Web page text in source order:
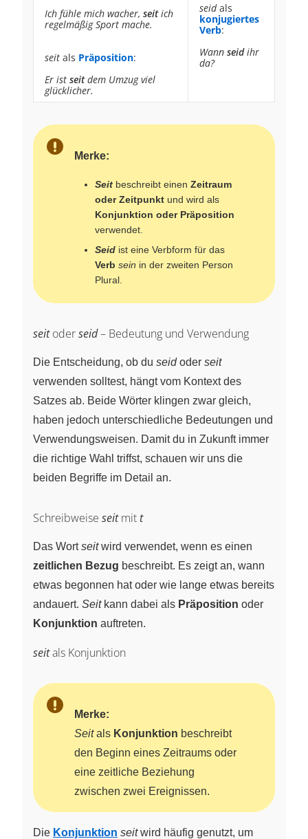
Ich fühle mich wacher, seitich
regelmäßig Sport mache.
seit als Präposition:
Er ist seitdem Umzug viel
glücklicher.
seidals
konjugiertes
Verb:
Wann seidihr
da?
Merke:
Seit beschreibt einen Zeitraum
oder Zeitpunkt und wird als
Konjunktion oder Präposition
verwendet.
Seid ist eine Verbform für das
Verb sein in der zweiten Person
Plural.
seitoderseid– Bedeutung und Verwendung
Die Entscheidung, ob du seidoder seit
verwenden solltest, hängt vom Kontext des
Satzes ab. Beide Wörter klingen zwar gleich,
haben jedoch unterschiedliche Bedeutungen und
Verwendungsweisen. Damit du in Zukunft immer
die richtige Wahl triffst, schauen wir uns die
beiden Begriffe im Detail an.
Schreibweise seitmitt
Das Wortseitwird verwendet, wenn es einen
zeitlichen Bezug beschreibt. Es zeigt an, wann
etwas begonnen hat oder wie lange etwas bereits
andauert. Seitkann dabei als Präposition oder
Konjunktion auftreten.
seitals Konjunktion
Merke:
Seitals Konjunktion beschreibt
den Beginn eines Zeitraums oder
eine zeitliche Beziehung
zwischen zwei Ereignissen.
Die Konjunktion seitwird häufig genutzt, um